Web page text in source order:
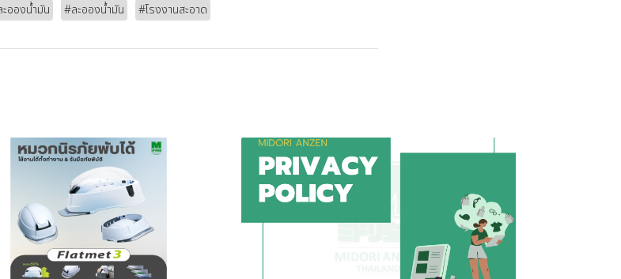
อองน้ำมัน #ละอองน้ำมัน #โรงงานสะอาด